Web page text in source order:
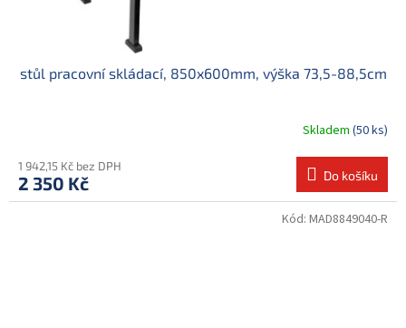
stůl pracovní skládací, 850x600mm, výška 73,5-88,5cm
Skladem (50 ks)
1 942,15 Kč bez DPH
2 350 Kč Do košíku
Kód: MAD8849040-R